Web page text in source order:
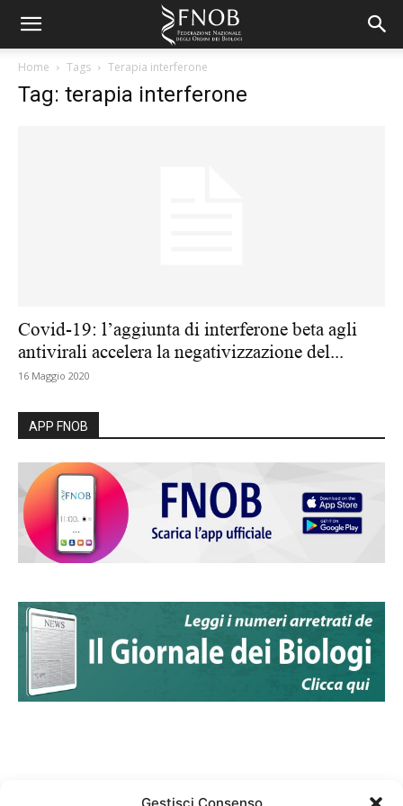
Home Tags Terapia interferone
Tag: terapia interferone
Covid-19: l’aggiunta di interferone beta agli
antivirali accelera la negativizzazione del...
16 Maggio 2020
APP FNOB